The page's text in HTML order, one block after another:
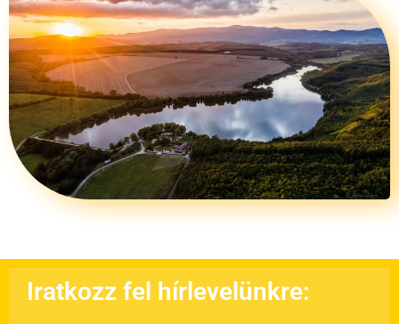
Iratkozz fel hírlevelünkre: